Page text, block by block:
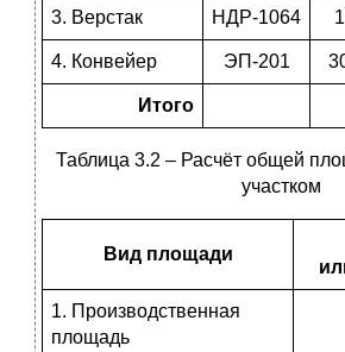
3. Верстак НДР-1064
4. Конвейер ЭП-201
Итого
Таблица 3.2 – Расчёт общей
участком
Вид площади
1. Производственная
площадь